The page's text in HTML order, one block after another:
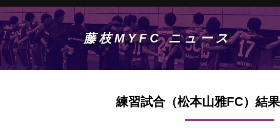
藤枝MYFC ニュース
練習試合（松本山雅FC）結